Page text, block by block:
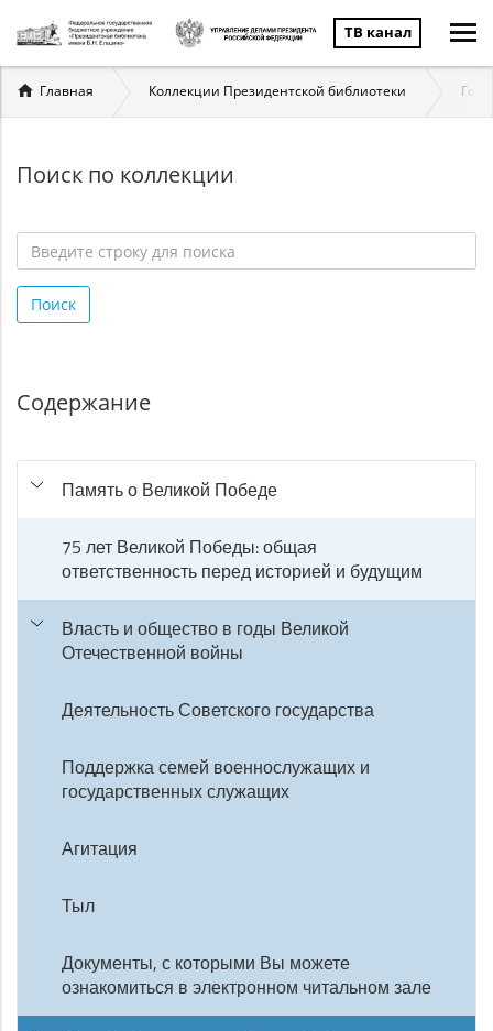
ТВ канал
Вы
здесь
Главная Коллекции Президентской библиотеки
Поиск по коллекции
строку
для
Поиск
Содержание
Память о Великой Победе
75 лет Великой Победы: общая
ответственность перед историей и будущим
Власть и общество в годы Великой
Отечественной войны
Деятельность Советского государства
Поддержка семей военнослужащих и
государственных служащих
Агитация
Тыл
Документы, с которыми Вы можете
ознакомиться в электронном читальном зале